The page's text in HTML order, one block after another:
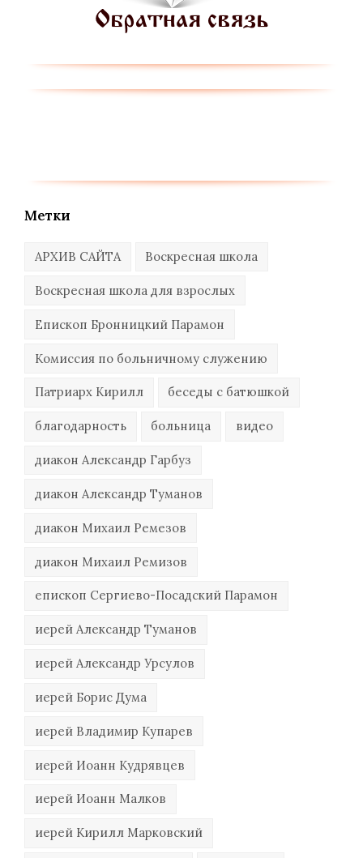
Метки
АРХИВ САЙТА Воскресная школа
Воскресная школа для взрослых
Епископ Бронницкий Парамон
Комиссия по больничному служению
Патриарх Кирилл беседы с батюшкой
благодарность больница видео
диакон Александр Гарбуз
диакон Александр Туманов
диакон Михаил Ремезов
диакон Михаил Ремизов
епископ Сергиево-Посадский Парамон
иерей Александр Туманов
иерей Александр Урсулов
иерей Борис Дума
иерей Владимир Купарев
иерей Иоанн Кудрявцев
иерей Иоанн Малков
иерей Кирилл Марковский